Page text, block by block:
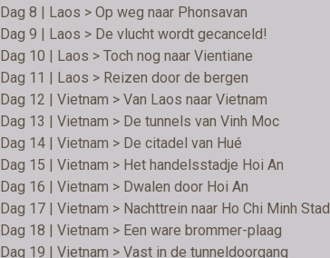
Dag 8 | Laos > Op weg naar Phonsavan
Dag 9 | Laos > De vlucht wordt gecanceld!
Dag 10 | Laos > Toch nog naar Vientiane
Dag 11 | Laos > Reizen door de bergen
Dag 12 | Vietnam > Van Laos naar Vietnam
Dag 13 | Vietnam > De tunnels van Vinh Moc
Dag 14 | Vietnam > De citadel van Hué
Dag 15 | Vietnam > Het handelsstadje Hoi An
Dag 16 | Vietnam > Dwalen door Hoi An
Dag 17 | Vietnam > Nachttrein naar Ho Chi Minh Stad
Dag 18 | Vietnam > Een ware brommer-plaag
Dag 19 | Vietnam > Vast in de tunneldoorgang